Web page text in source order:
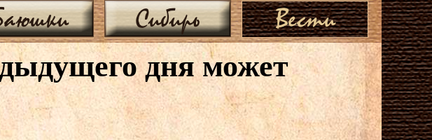
Сибирь Вести
дня может